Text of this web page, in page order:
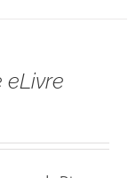
eLivre